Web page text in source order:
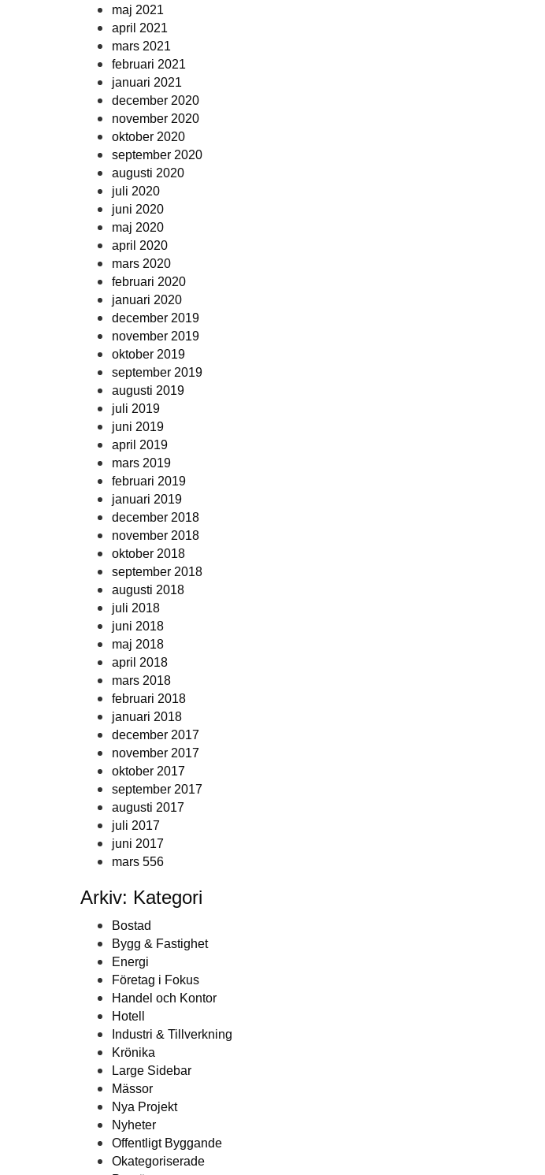
maj 2021
april 2021
mars 2021
februari 2021
januari 2021
december 2020
november 2020
oktober 2020
september 2020
augusti 2020
juli 2020
juni 2020
maj 2020
april 2020
mars 2020
februari 2020
januari 2020
december 2019
november 2019
oktober 2019
september 2019
augusti 2019
juli 2019
juni 2019
april 2019
mars 2019
februari 2019
januari 2019
december 2018
november 2018
oktober 2018
september 2018
augusti 2018
juli 2018
juni 2018
maj 2018
april 2018
mars 2018
februari 2018
januari 2018
december 2017
november 2017
oktober 2017
september 2017
augusti 2017
juli 2017
juni 2017
mars 556
Arkiv: Kategori
Bostad
Bygg & Fastighet
Energi
Företag i Fokus
Handel och Kontor
Hotell
Industri & Tillverkning
Krönika
Large Sidebar
Mässor
Nya Projekt
Nyheter
Offentligt Byggande
Okategoriserade